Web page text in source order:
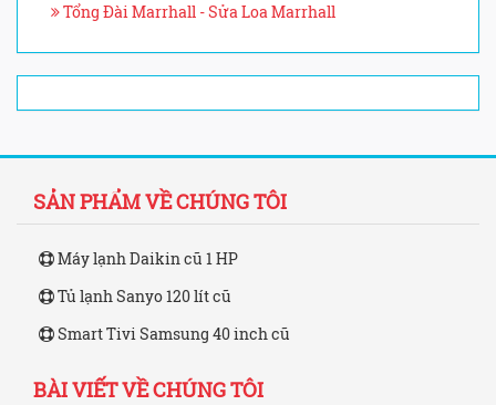
Tổng Đài Marrhall - Sửa Loa Marrhall
SẢN PHẨM VỀ CHÚNG TÔI
Máy lạnh Daikin cũ 1 HP
Tủ lạnh Sanyo 120 lít cũ
Smart Tivi Samsung 40 inch cũ
BÀI VIẾT VỀ CHÚNG TÔI